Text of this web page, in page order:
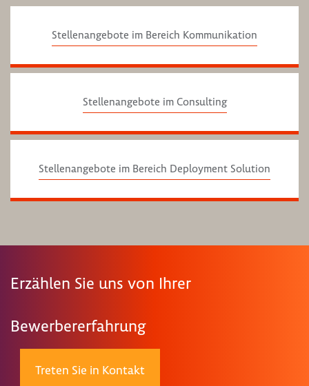
Stellenangebote im Bereich Kommunikation
Stellenangebote im Consulting
Stellenangebote im Bereich Deployment Solution
Erzählen Sie uns von Ihrer
Bewerbererfahrung
Treten Sie in Kontakt